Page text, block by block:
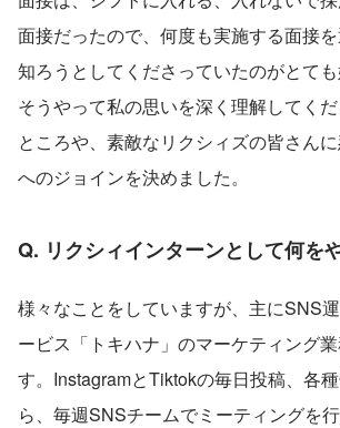
面接だったので、何度も実施する面接
知ろうとしてくださっていたのがとても
そうやって私の思いを深く理解してく
ところや、素敵なリクシィズの皆さん
へのジョインを決めました。
Q. リクシィインターンとして何を
様々なことをしていますが、主にSNS
ービス「トキハナ」のマーケティング
す。InstagramとTiktokの毎日投稿、各
ら、毎週SNSチームでミーティングを